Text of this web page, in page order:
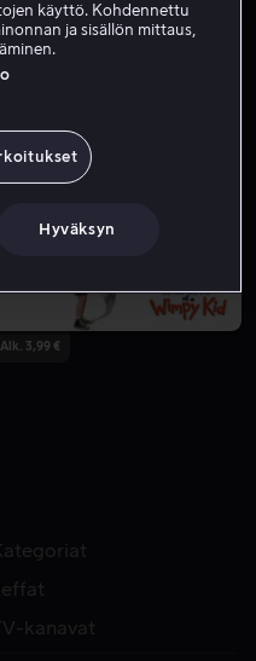
Alk. 3,99 €
Alk. 3,99 €
Leffat
kanavat
käyttö. Kohdennettu
ja sisällön mittaus,
Hyväksyn